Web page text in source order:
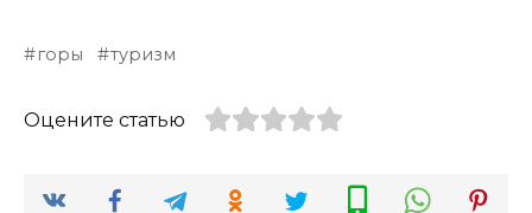
горы туризм
Оцените статью